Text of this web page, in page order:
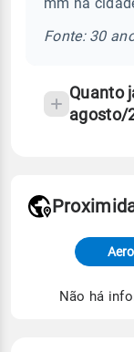
chuva
mm na
Fonte: 30
Quanto
agosto/
Fonte:
de Tempo e
Não há